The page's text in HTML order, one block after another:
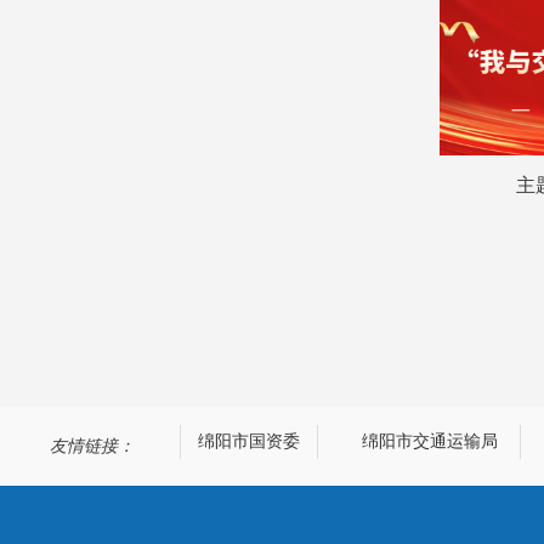
主
友情链接：
绵阳政务网 绵阳市国资委 绵阳市交通运输局